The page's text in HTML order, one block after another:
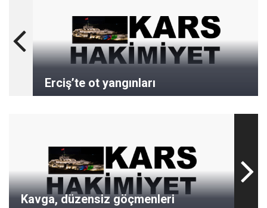
Erciş’te ot yangınları
Kavga, düzensiz göçmenleri